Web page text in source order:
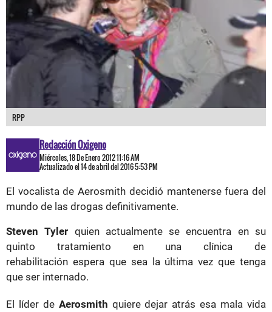
RPP
Redacción Oxigeno
Miércoles, 18 De Enero 2012 11:16 AM
Actualizado el 14 de abril del 2016 5:53 PM
El vocalista de Aerosmith decidió mantenerse fuera del
mundo de las drogas definitivamente.
Steven Tyler quien actualmente se encuentra en su
quinto tratamiento en una clínica de
rehabilitación espera que sea la última vez que tenga
que ser internado.
El líder de Aerosmith quiere dejar atrás esa mala vida